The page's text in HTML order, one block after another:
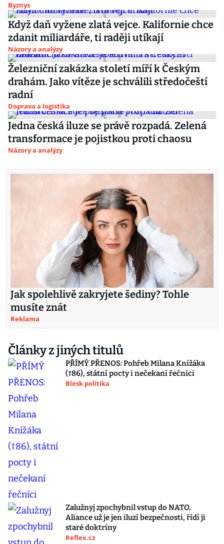
Byznys
Když daň vyžene zlatá vejce. Kalifornie chce
zdanit miliardáře, ti raději utíkají
Názory a analýzy
Železniční zakázka století míří k Českým
drahám. Jako vítěze je schválili středočeští
radní
Doprava a logistika
Jedna česká iluze se právě rozpadá. Zelená
transformace je pojistkou proti chaosu
Názory a analýzy
Jak spolehlivě zakryjete šediny? Tohle
musíte znát
Reklama
Články z jiných titulů
PŘÍMÝ PŘENOS: Pohřeb Milana Knížáka
(†86), státní pocty i nečekaní řečníci
Blesk politika
Zalužnyj zpochybnil vstup do NATO.
Aliance už je jen iluzí bezpečnosti, řídí ji
staré doktríny
Reflex.cz